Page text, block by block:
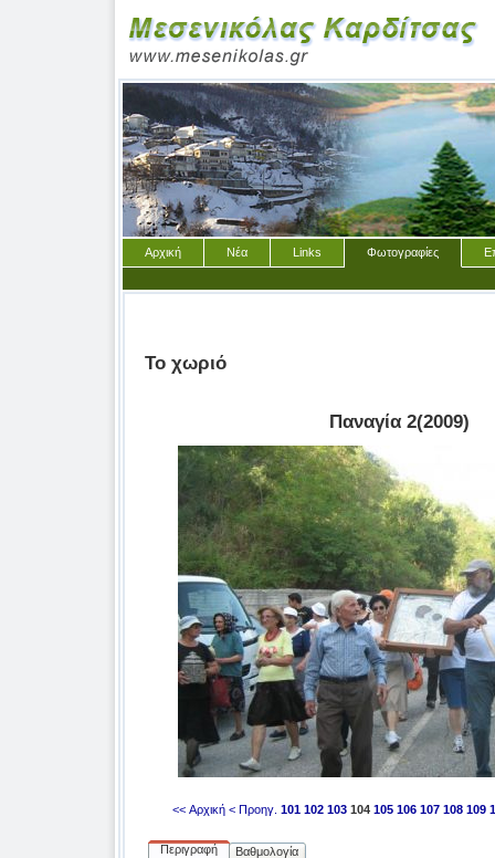
Αρχική Νέα Links Φωτογραφίες
Το χωριό
Παναγία 2(2009)
<< Αρχική < Προηγ. 101 102 103 104 105 106 107 108 109
Περιγραφή Βαθμολογία